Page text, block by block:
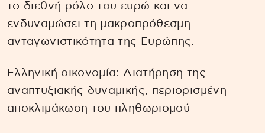
το διεθνή ρόλο του ευρώ και να
ενδυναμώσει τη μακροπρόθεσμη
ανταγωνιστικότητα της Ευρώπης.
Ελληνική οικονομία: Διατήρηση της
αναπτυξιακής δυναμικής, περιορισμένη
αποκλιμάκωση του πληθωρισμού